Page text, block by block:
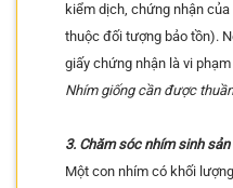
kiểm dịch, chứng nhận
thuộc đối tượng bảo tồn).
giấy chứng nhận là vi
Nhím giống cần được
3. Chăm sóc nhím sinh sản
Một con nhím có khối